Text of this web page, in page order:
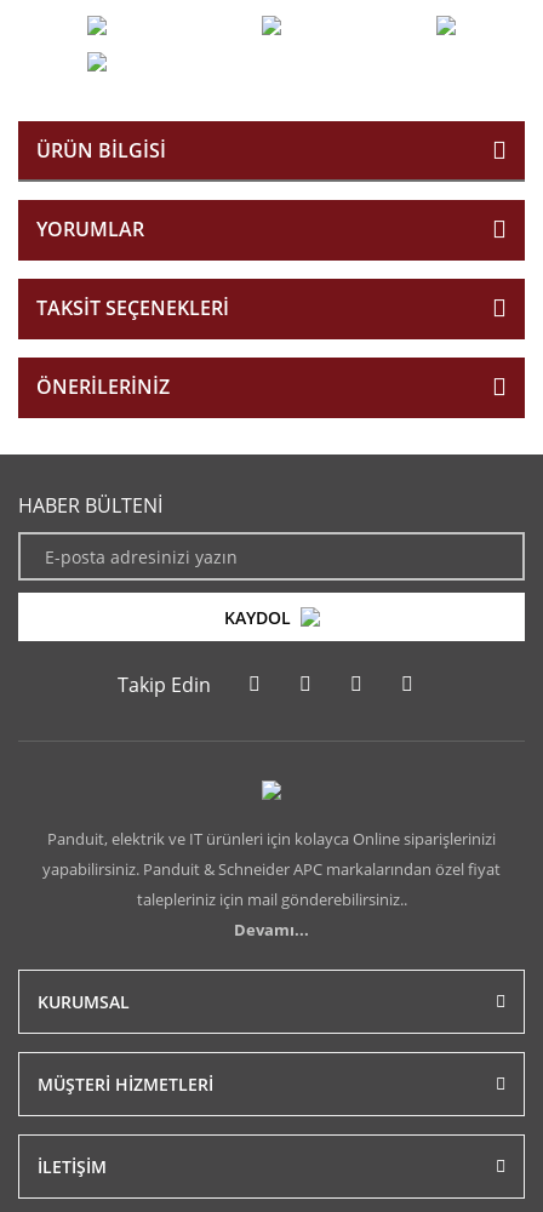
ÜRÜN BILGISI
YORUMLAR
TAKSIT SEÇENEKLERI
ÖNERILERINIZ
HABER BÜLTENİ
KAYDOL
Takip Edin
Panduit, elektrik ve IT ürünleri için kolayca Online siparişlerinizi
yapabilirsiniz. Panduit & Schneider APC markalarından özel fiyat
talepleriniz için mail gönderebilirsiniz..
Devamı...
KURUMSAL
MÜŞTERİ HİZMETLERİ
İLETİŞİM